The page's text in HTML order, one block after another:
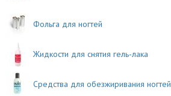
Фольга для ногтей
Жидкости для снятия гель-лака
Средства для обезжиривания ногтей